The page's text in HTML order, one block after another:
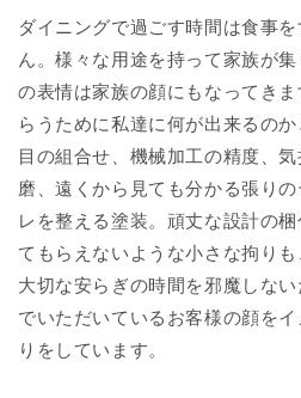
ダイニングで過ごす時間は食事
ん。様々な用途を持って家族が
の表情は家族の顔にもなってき
らうために私達に何が出来るの
目の組合せ、機械加工の精度、
磨、遠くから見ても分かる張り
レを整える塗装。頑丈な設計の
てもらえないような小さな拘り
大切な安らぎの時間を邪魔しな
でいただいているお客様の顔を
りをしています。